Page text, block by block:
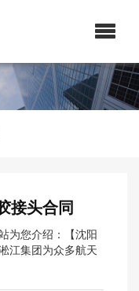
接头合同
为您介绍：【沈阳
江集团为众多航天